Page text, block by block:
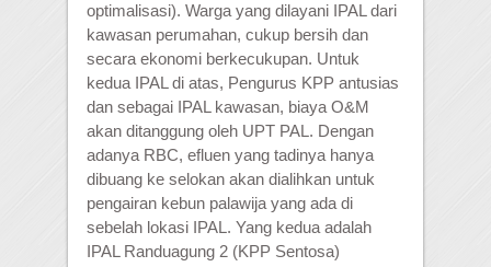
optimalisasi). Warga yang dilayani IPAL dari
kawasan perumahan, cukup bersih dan
secara ekonomi berkecukupan. Untuk
kedua IPAL di atas, Pengurus KPP antusias
dan sebagai IPAL kawasan, biaya O&M
akan ditanggung oleh UPT PAL. Dengan
adanya RBC, efluen yang tadinya hanya
dibuang ke selokan akan dialihkan untuk
pengairan kebun palawija yang ada di
sebelah lokasi IPAL. Yang kedua adalah
IPAL Randuagung 2 (KPP Sentosa)